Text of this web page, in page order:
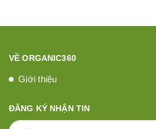
VỀ ORGANIC360
Giới thiệu
ĐĂNG KÝ NHẬN TIN